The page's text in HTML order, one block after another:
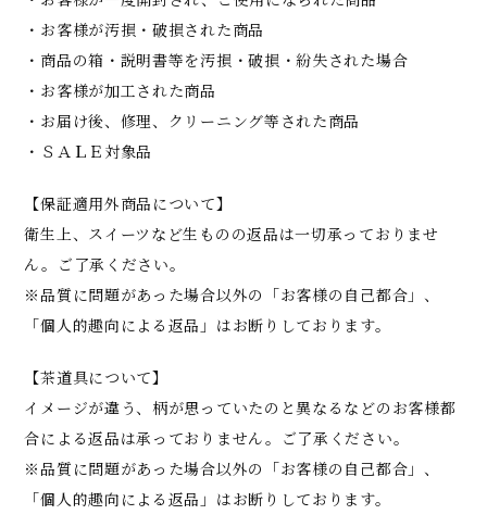
・お客様が汚損・破損された商品
・商品の箱・説明書等を汚損・破損・紛失された場合
・お客様が加工された商品
・お届け後、修理、クリーニング等された商品
・ＳＡＬＥ対象品
【保証適用外商品について】
衛生上、スイーツなど生ものの返品は一切承っておりませ
ん。ご了承ください。
※品質に問題があった場合以外の「お客様の自己都合」、
「個人的趣向による返品」はお断りしております。
【茶道具について】
イメージが違う、柄が思っていたのと異なるなどのお客様都
合による返品は承っておりません。ご了承ください。
※品質に問題があった場合以外の「お客様の自己都合」、
「個人的趣向による返品」はお断りしております。